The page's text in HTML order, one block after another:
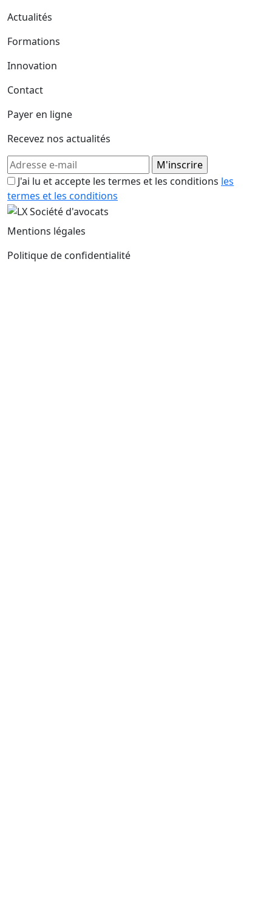
Actualités
Formations
Innovation
Contact
Payer en ligne
Recevez nos actualités
J'ai lu et accepte les termes et les conditions les
termes et les conditions
Mentions légales
Politique de confidentialité